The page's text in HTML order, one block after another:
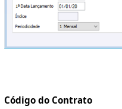
Código do Contrato